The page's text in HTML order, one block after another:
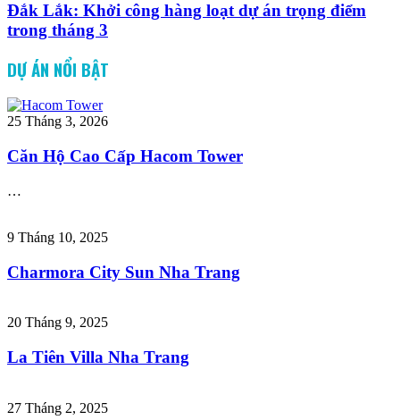
Đắk Lắk: Khởi công hàng loạt dự án trọng điểm
trong tháng 3
DỰ ÁN NỔI BẬT
25 Tháng 3, 2026
Căn Hộ Cao Cấp Hacom Tower
…
9 Tháng 10, 2025
Charmora City Sun Nha Trang
20 Tháng 9, 2025
La Tiên Villa Nha Trang
27 Tháng 2, 2025